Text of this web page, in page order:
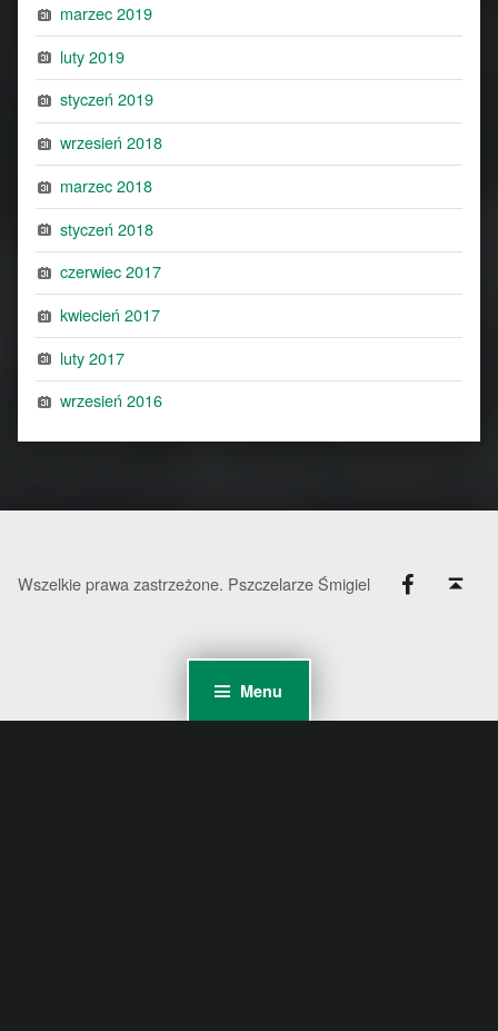
Menu
marzec 2019
luty 2019
styczeń 2019
wrzesień 2018
marzec 2018
styczeń 2018
czerwiec 2017
kwiecień 2017
luty 2017
wrzesień 2016
Wszelkie prawa zastrzeżone. Pszczelarze Śmigiel